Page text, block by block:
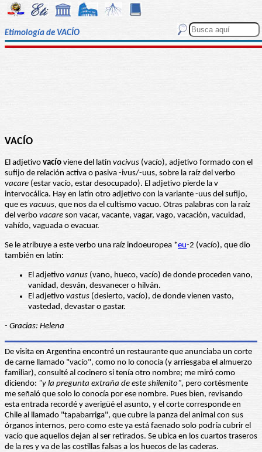
Etimología de VACÍO
VACÍO
El adjetivo vacío viene del latín vacivus (vacío), adjetivo formado con el
sufijo de relación activa o pasiva -ivus/-uus, sobre la raíz del verbo
vacare (estar vacío, estar desocupado). El adjetivo pierde la v
intervocálica. Hay en latín otro adjetivo con la variante -uus del sufijo,
que es vacuus, que nos da el cultismo vacuo. Otras palabras con la raíz
del verbo vacare son vacar, vacante, vagar, vago, vacación, vacuidad,
vahído, vaguada o evacuar.
Se le atribuye a este verbo una raíz indoeuropea *eu-2 (vacío), que dio
también en latín:
El adjetivo vanus (vano, hueco, vacío) de donde proceden vano,
vanidad, desván, desvanecer o hilván.
El adjetivo vastus (desierto, vacío), de donde vienen vasto,
vastedad, devastar o gastar.
- Gracias: Helena
De visita en Argentina encontré un restaurante que anunciaba un corte
de carne llamado "vacío", como no lo conocía (y arriesgaba el almuerzo
familiar), consulté al cocinero si tenía otro nombre; me miró como
diciendo: "y la pregunta extraña de este shilenito", pero cortésmente
me señaló que solo lo conocía por ese nombre. Pues bien, revisando
esta entrada recordé y averigüé el asunto, y el corte corresponde en
Chile al llamado "tapabarriga", que cubre la panza del animal con sus
órganos internos, pero como este ya está faenado solo podría cubrir el
vacío que aquellos dejan al ser retirados. Se ubica en los cuartos traseros
de la res y va de las costillas falsas a los huecos de las caderas.